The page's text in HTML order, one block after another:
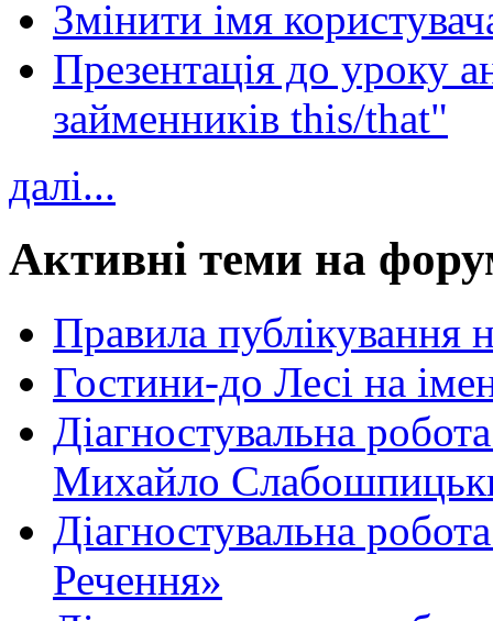
Змінити імя
Презентація до уроку
займенників this/that"
далі...
Активні теми на
Правила публікування
Гостини-до Лесі на
Діагностувальна
Михайло
Діагностувальна
Речення»